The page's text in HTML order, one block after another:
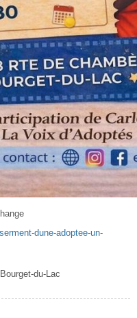
dune-adoptee-un-
du-Lac